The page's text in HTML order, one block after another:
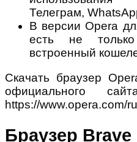
Телеграм,
В версии Opera
есть не
встроенный
Скачать браузер
официального
https://www.opera.com/ru
Браузер Brave